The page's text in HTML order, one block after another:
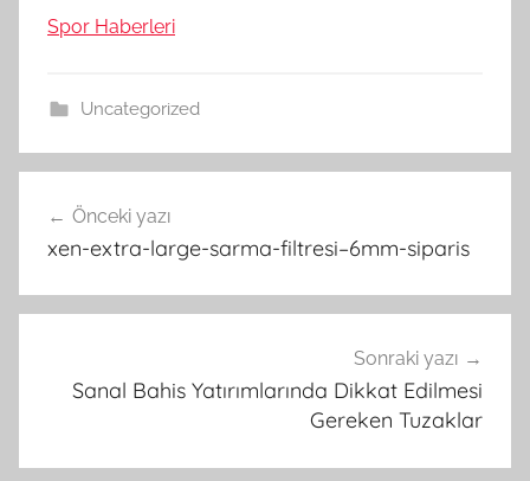
Spor Haberleri
Uncategorized
gezinmesi
Önceki yazı
xen-extra-large-sarma-filtresi–6mm-siparis
Sonraki yazı
Sanal Bahis Yatırımlarında Dikkat Edilmesi
Gereken Tuzaklar